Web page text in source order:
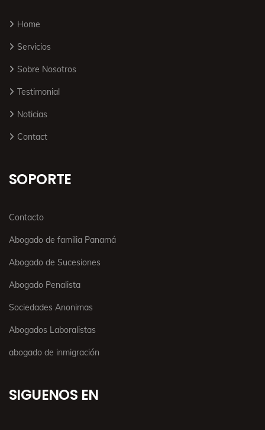
Home
Servicios
Sobre Nosotros
Testimonial
Noticias
Contact
SOPORTE
Contacto
Abogado de familia Panamá
Abogado de Sucesiones
Abogado Penalista
Sociedades Anonimas
Abogados Laboralistas
abogado de inmigración
SIGUENOS EN